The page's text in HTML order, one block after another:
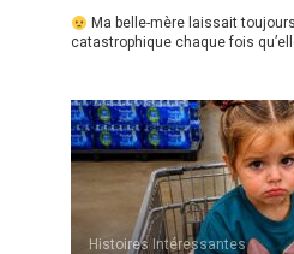
Ma belle-mère laissait
catastrophique chaque fois
Histoires Intéressantes